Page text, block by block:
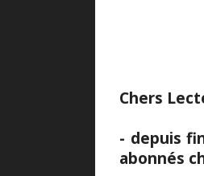
Chers
- depuis
abonnés